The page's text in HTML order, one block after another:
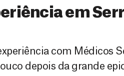
em
com Médicos
depois da grande